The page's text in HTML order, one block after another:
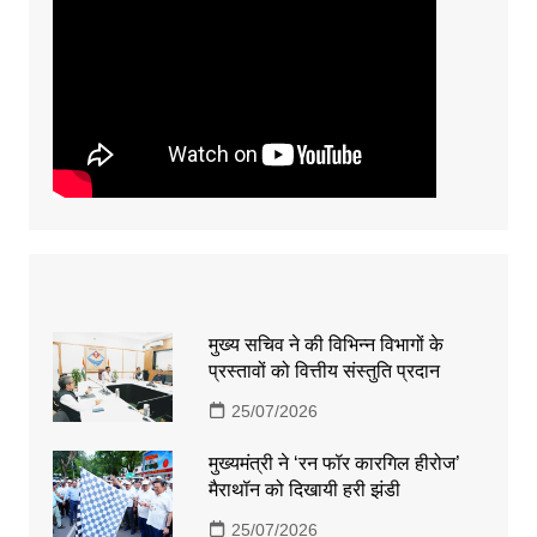
मुख्य सचिव ने की विभिन्न विभागों के
प्रस्तावों को वित्तीय संस्तुति प्रदान
25/07/2026
मुख्यमंत्री ने ‘रन फॉर कारगिल हीरोज’
मैराथॉन को दिखायी हरी झंडी
25/07/2026